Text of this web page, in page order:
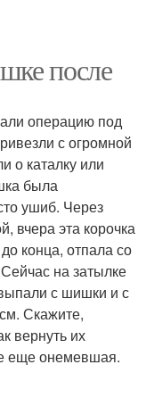
после
операцию под
с огромной
о каталку или
была
ушиб. Через
вчера эта корочка
конца, отпала со
на затылке
с шишки и с
Скажите,
вернуть их
еще онемевшая.